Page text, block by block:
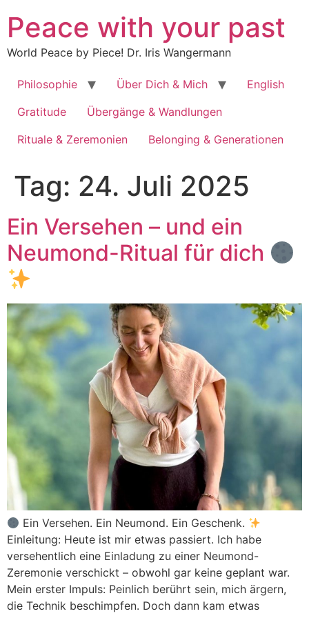
Inhalt
springen
Peace with your past
World Peace by Piece! Dr. Iris Wangermann
Philosophie Über Dich & Mich
English
Gratitude
Übergänge & Wandlungen
Rituale & Zeremonien
Belonging & Generationen
Tag: 24. Juli 2025
Ein Versehen – und ein
Neumond-Ritual für dich
Ein Versehen. Ein Neumond. Ein Geschenk.
Einleitung: Heute ist mir etwas passiert. Ich habe
versehentlich eine Einladung zu einer Neumond-
Zeremonie verschickt – obwohl gar keine geplant war.
Mein erster Impuls: Peinlich berührt sein, mich ärgern,
die Technik beschimpfen. Doch dann kam etwas